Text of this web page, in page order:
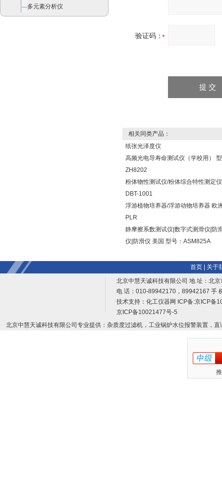
多元素分析仪
验证码：
相关同类产品：
纸张光泽度仪
高频光电导寿命测试仪（学校用）
ZH8202
粉体物性测试仪/粉体综合特性测定
DBT-1001
浮游植物培养器/浮游动物培养器 欧
PLR
静摩擦系数测试仪|数字式测滑仪|防
仪|防滑仪 美国 型号：ASM825A
首页|
关于
北京中慧天诚科技有限公司 地 址：北
电 话：010-89942170，89942167 手
技术支持： 化工仪器网 ICP备:京ICP备
京ICP备10021477号-5
北京中慧天诚科技有限公司专业提供：杂质度过滤机，工业锅炉水位报警装置，